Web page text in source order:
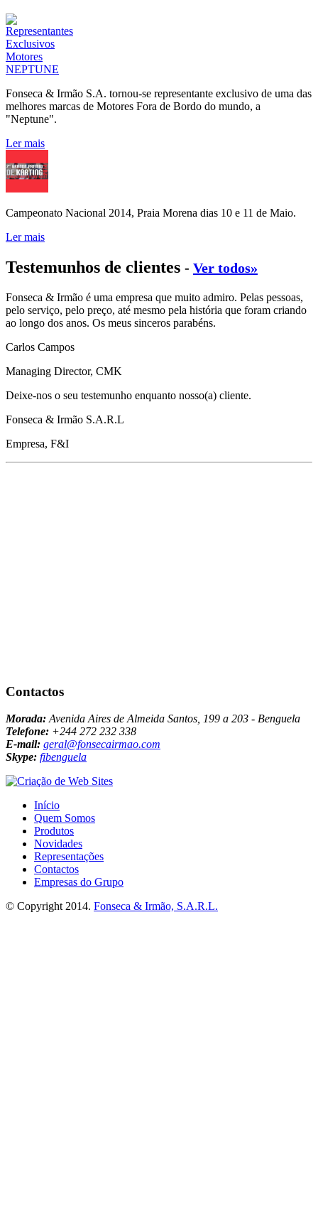
Fonseca & Irmão S.A. tornou-se representante exclusivo de uma das
melhores marcas de Motores Fora de Bordo do mundo, a
"Neptune".
Ler mais
Campeonato Nacional 2014, Praia Morena dias 10 e 11 de Maio.
Ler mais
Testemunhos de clientes - Ver todos»
Fonseca & Irmão é uma empresa que muito admiro. Pelas pessoas,
pelo serviço, pelo preço, até mesmo pela história que foram criando
ao longo dos anos. Os meus sinceros parabéns.
Carlos Campos
Managing Director, CMK
Deixe-nos o seu testemunho enquanto nosso(a) cliente.
Fonseca & Irmão S.A.R.L
Empresa, F&I
Contactos
Morada: Avenida Aires de Almeida Santos, 199 a 203 - Benguela
Telefone: +244 272 232 338
E-mail: geral@fonsecairmao.com
Skype: fibenguela
Início
Quem Somos
Produtos
Novidades
Representações
Contactos
Empresas do Grupo
© Copyright 2014. Fonseca & Irmão, S.A.R.L.